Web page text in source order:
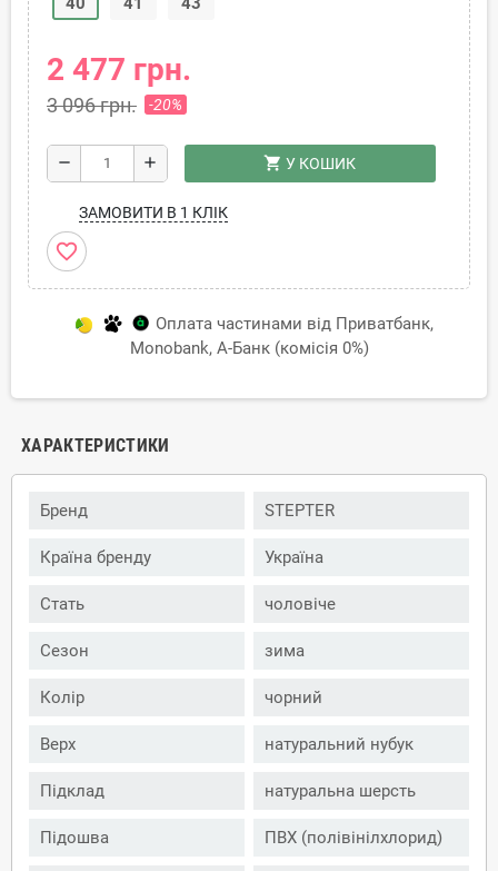
2 477 грн.
3 096 грн. -20%
remove add shopping_cart У КОШИК
ЗАМОВИТИ В 1 КЛІК
favorite_border
Оплата частинами від Приватбанк,
Monobank, А-Банк (комісія 0%)
ХАРАКТЕРИСТИКИ
Бренд STEPTER
Країна бренду Україна
Стать чоловіче
Сезон зима
Колір чорний
Верх натуральний нубук
Підклад натуральна шерсть
Підошва ПВХ (полівінілхлорид)